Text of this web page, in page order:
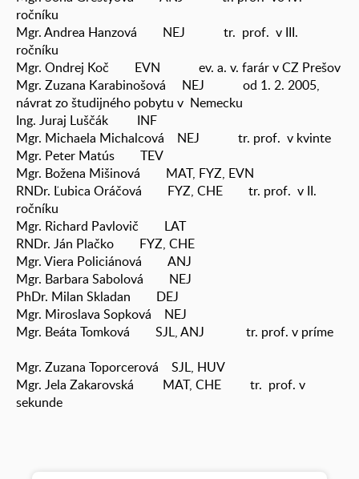
ročníku
Mgr. Andrea Hanzová NEJ tr. prof. v III.
ročníku
Mgr. Ondrej Koč EVN ev. a. v. farár v CZ Prešov
Mgr. Zuzana Karabinošová NEJ od 1. 2. 2005,
návrat zo študijného pobytu v Nemecku
Ing. Juraj Luščák INF
Mgr. Michaela Michalcová NEJ tr. prof. v kvinte
Mgr. Peter Matús TEV
Mgr. Božena Mišinová MAT, FYZ, EVN
RNDr. Ľubica Oráčová FYZ, CHE tr. prof. v II.
ročníku
Mgr. Richard Pavlovič LAT
RNDr. Ján Plačko FYZ, CHE
Mgr. Viera Policiánová ANJ
Mgr. Barbara Sabolová NEJ
PhDr. Milan Skladan DEJ
Mgr. Miroslava Sopková NEJ
Mgr. Beáta Tomková SJL, ANJ tr. prof. v príme
Mgr. Zuzana Toporcerová SJL, HUV
Mgr. Jela Zakarovská MAT, CHE tr. prof. v
sekunde